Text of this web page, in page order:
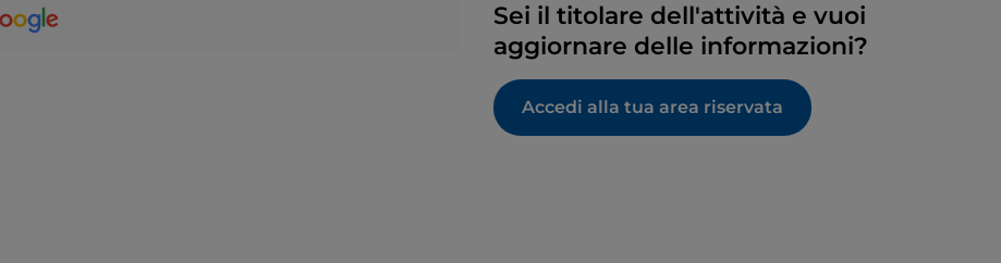
Sei il titolare dell'attività e vuoi
aggiornare delle informazioni?
Accedi alla tua area riservata